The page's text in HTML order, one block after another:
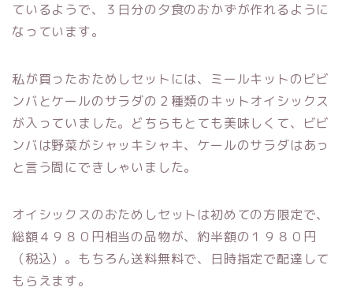
ているようで、３日分の夕食のおかずが作れるように
なっています。
私が買ったおためしセットには、ミールキットのビビ
ンバとケールのサラダの２種類のキットオイシックス
が入っていました。どちらもとても美味しくて、ビビ
ンバは野菜がシャッキシャキ、ケールのサラダはあっ
と言う間にできしゃいました。
オイシックスのおためしセットは初めての方限定で、
総額４９８０円相当の品物が、約半額の１９８０円
（税込）。もちろん送料無料で、日時指定で配達して
もらえます。